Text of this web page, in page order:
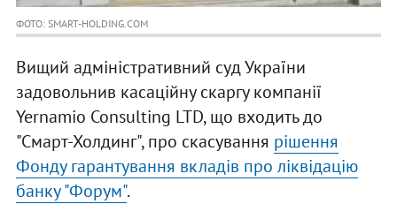
ФОТО: SMART-HOLDING.COM
Вищий адміністративний суд України
задовольнив касаційну скаргу компанії
Yernamio Consulting LTD, що входить до
"Смарт-Холдинг", про скасування рішення
Фонду гарантування вкладів про ліквідацію
банку "Форум".